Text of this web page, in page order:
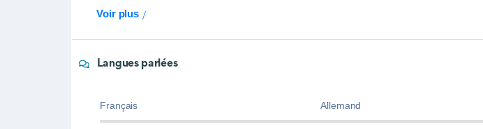
Voir plus
Langues parlées
Français Allemand